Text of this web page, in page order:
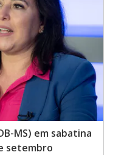
MS) em sabatina
setembro